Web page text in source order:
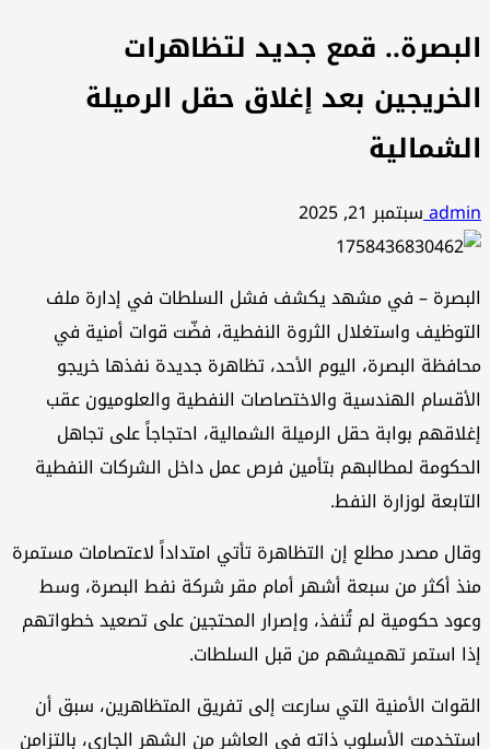
البصرة.. قمع جديد لتظاهرات
الخريجين بعد إغلاق حقل الرميلة
الشمالية
adminسبتمبر 21, 2025
البصرة – في مشهد يكشف فشل السلطات في إدارة ملف
التوظيف واستغلال الثروة النفطية، فضّت قوات أمنية في
محافظة البصرة، اليوم الأحد، تظاهرة جديدة نفذها خريجو
الأقسام الهندسية والاختصاصات النفطية والعلوميون عقب
إغلاقهم بوابة حقل الرميلة الشمالية، احتجاجاً على تجاهل
الحكومة لمطالبهم بتأمين فرص عمل داخل الشركات النفطية
التابعة لوزارة النفط.
وقال مصدر مطلع إن التظاهرة تأتي امتداداً لاعتصامات مستمرة
منذ أكثر من سبعة أشهر أمام مقر شركة نفط البصرة، وسط
وعود حكومية لم تُنفذ، وإصرار المحتجين على تصعيد خطواتهم
إذا استمر تهميشهم من قبل السلطات.
القوات الأمنية التي سارعت إلى تفريق المتظاهرين، سبق أن
استخدمت الأسلوب ذاته في العاشر من الشهر الجاري، بالتزامن